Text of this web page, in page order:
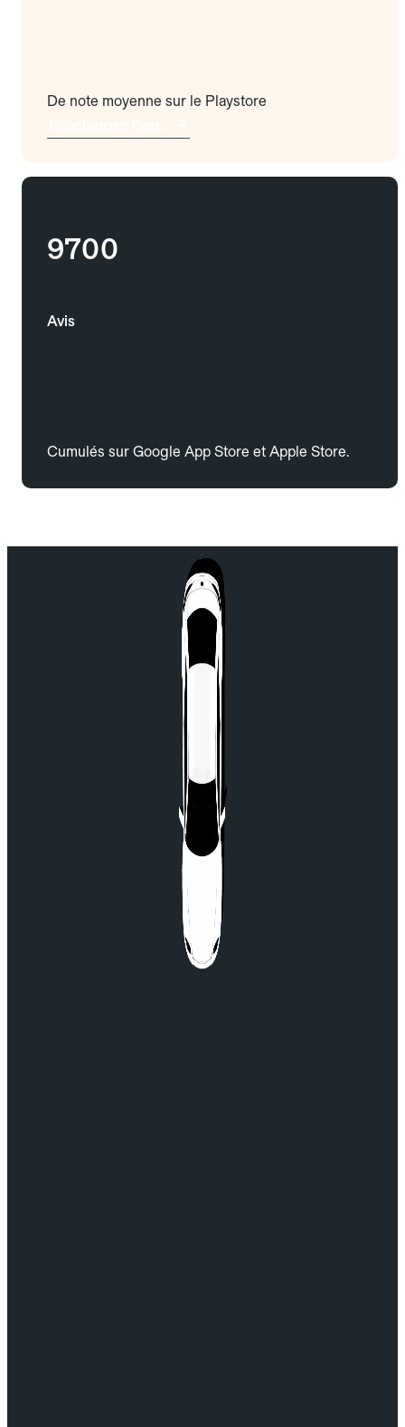
De note moyenne sur le Playstore
9700
Avis
Cumulés sur Google App Store et Apple Store.